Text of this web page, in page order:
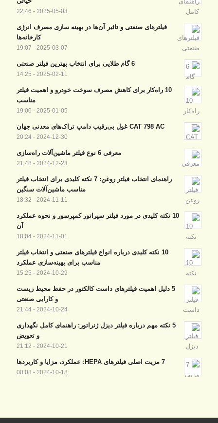
2025-05-03 - 22:46
فیلترهای صنعتی و تاثیر آن‌ها در بهینه‌ سازی مصرف انرژی
کارخانه‌ها
2025-03-07 - 19:07
6 گام طلایی برای انتخاب بهترین فیلتر صنعتی
2025-02-11 - 14:25
10 راه‌کار برای کاهش مصرف سوخت خودرو و اهمیت فیلتر
مناسب
2025-01-05 - 19:00
CAT 798 AC غول بی‌رقیب دامپ تراک‌های معدنی جهان
2024-12-30 - 20:24
معرفی 6 نوع فیلتر ماشین‌آلات راه‌سازی
2024-12-23 - 21:48
راهنمای انتخاب فیلتر روغن: 7 نکته کلیدی برای انتخاب فیلتر
مناسب ماشین‌آلات سنگین
2024-11-11 - 18:32
10 نکته کلیدی در مورد فیلتر سپراتور کمپرسور و نحوه عملکرد
آن
2024-11-01 - 18:04
10 نکته کلیدی درباره انواع فیلترهای صنعتی و انتخاب فیلتر
مناسب برای بهینه‌سازی عملکرد
2024-10-29 - 15:25
5 دلیل اهمیت فیلترهای داست کالکتور در حفظ محیط زیست
و کارایی صنعتی
2024-10-24 - 21:44
5 نکته مهم درباره فیلتر دیزل ژنراتور: راهنمای کامل نگهداری
و تعویض
2024-10-21 - 21:12
7 مزیت اصلی فیلترهای HEPA: عملکرد، مزایا و کاربردها
2024-10-18 - 00:08